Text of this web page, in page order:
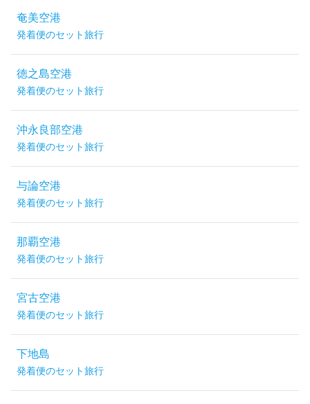
奄美空港
発着便のセット旅行
徳之島空港
発着便のセット旅行
沖永良部空港
発着便のセット旅行
与論空港
発着便のセット旅行
那覇空港
発着便のセット旅行
宮古空港
発着便のセット旅行
下地島
発着便のセット旅行